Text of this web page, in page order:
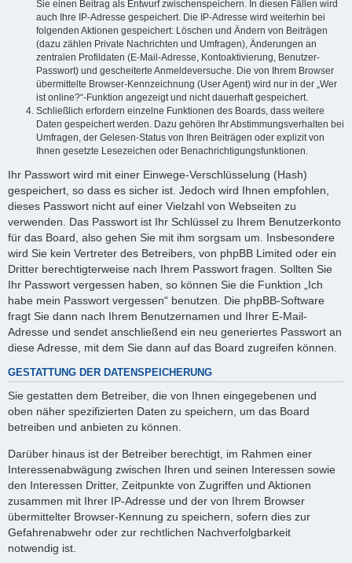
Sie einen Beitrag als Entwurf zwischenspeichern. In diesen Fällen wird
auch Ihre IP-Adresse gespeichert. Die IP-Adresse wird weiterhin bei
folgenden Aktionen gespeichert: Löschen und Ändern von Beiträgen
(dazu zählen Private Nachrichten und Umfragen), Änderungen an
zentralen Profildaten (E-Mail-Adresse, Kontoaktivierung, Benutzer-
Passwort) und gescheiterte Anmeldeversuche. Die von Ihrem Browser
übermittelte Browser-Kennzeichnung (User Agent) wird nur in der „Wer
ist online?“-Funktion angezeigt und nicht dauerhaft gespeichert.
Schließlich erfordern einzelne Funktionen des Boards, dass weitere
Daten gespeichert werden. Dazu gehören Ihr Abstimmungsverhalten bei
Umfragen, der Gelesen-Status von Ihren Beiträgen oder explizit von
Ihnen gesetzte Lesezeichen oder Benachrichtigungsfunktionen.
Ihr Passwort wird mit einer Einwege-Verschlüsselung (Hash)
gespeichert, so dass es sicher ist. Jedoch wird Ihnen empfohlen,
dieses Passwort nicht auf einer Vielzahl von Webseiten zu
verwenden. Das Passwort ist Ihr Schlüssel zu Ihrem Benutzerkonto
für das Board, also gehen Sie mit ihm sorgsam um. Insbesondere
wird Sie kein Vertreter des Betreibers, von phpBB Limited oder ein
Dritter berechtigterweise nach Ihrem Passwort fragen. Sollten Sie
Ihr Passwort vergessen haben, so können Sie die Funktion „Ich
habe mein Passwort vergessen“ benutzen. Die phpBB-Software
fragt Sie dann nach Ihrem Benutzernamen und Ihrer E-Mail-
Adresse und sendet anschließend ein neu generiertes Passwort an
diese Adresse, mit dem Sie dann auf das Board zugreifen können.
GESTATTUNG DER DATENSPEICHERUNG
Sie gestatten dem Betreiber, die von Ihnen eingegebenen und
oben näher spezifizierten Daten zu speichern, um das Board
betreiben und anbieten zu können.
Darüber hinaus ist der Betreiber berechtigt, im Rahmen einer
Interessenabwägung zwischen Ihren und seinen Interessen sowie
den Interessen Dritter, Zeitpunkte von Zugriffen und Aktionen
zusammen mit Ihrer IP-Adresse und der von Ihrem Browser
übermittelter Browser-Kennung zu speichern, sofern dies zur
Gefahrenabwehr oder zur rechtlichen Nachverfolgbarkeit
notwendig ist.